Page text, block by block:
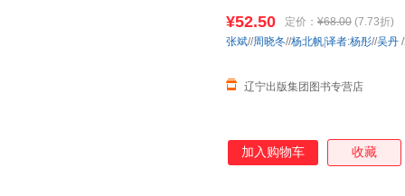
¥52.50 定价： ¥68.00 (7.73折)
辽宁出版集团图书专营店
张斌//周晓冬//杨北帆|译者:杨彤//吴丹
加入购物车 收藏